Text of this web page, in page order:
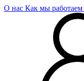
О нас Как мы работаем